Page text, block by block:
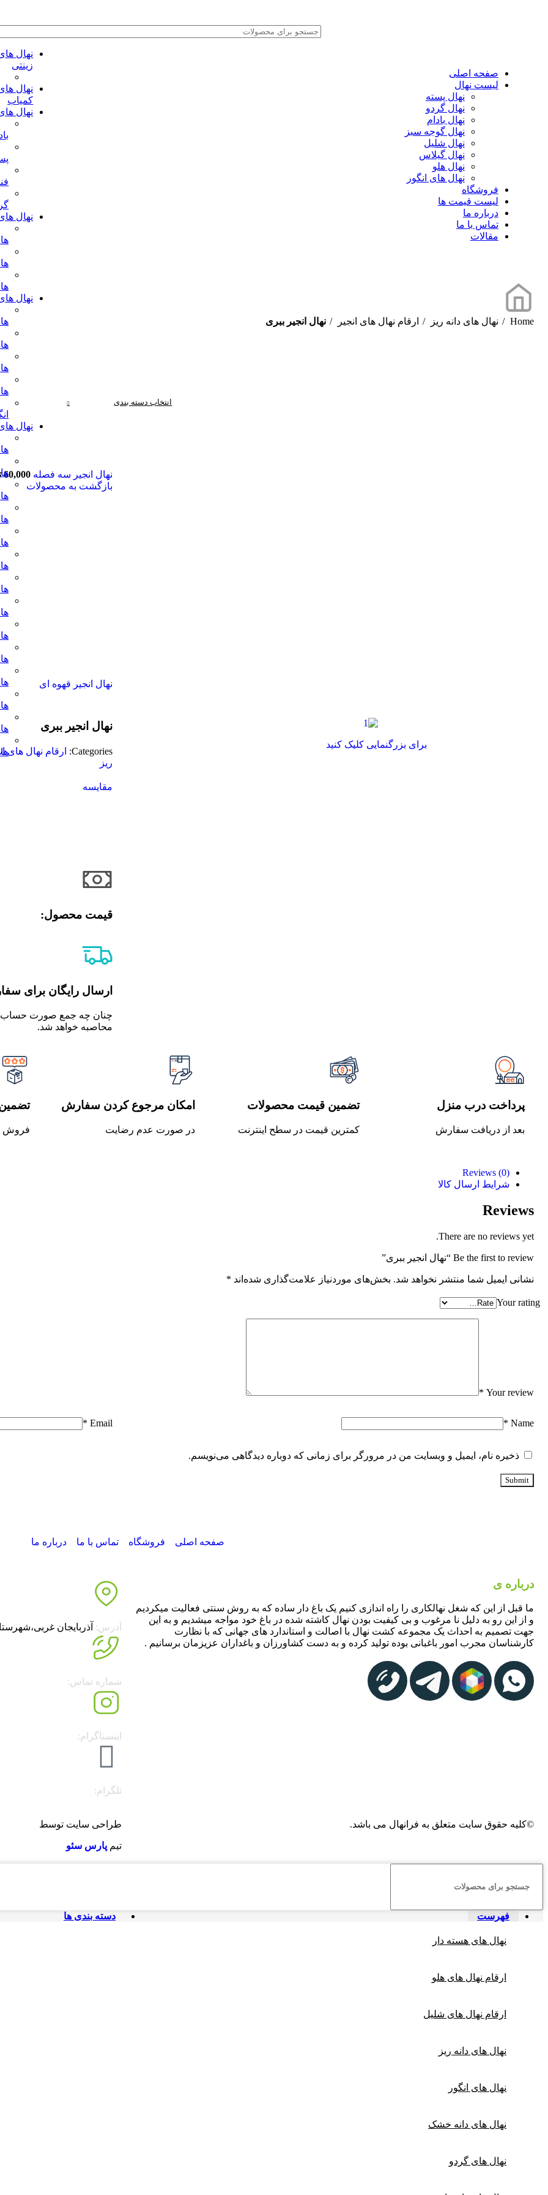
انتخاب دسته بندی
نهال
زینتی
نهال
کمیاب
نهال
نهال
نهال
نهال
صفحه اصلی
لیست نهال
نهال پسته
نهال گردو
نهال بادام
نهال گوجه سبز
نهال شلیل
نهال گیلاس
نهال هلو
نهال های انگور
فروشگاه
لیست قیمت ها
درباره ما
تماس با ما
مقالات
Home نهال های دانه ریز ارقام نهال های انجیر نهال انجیر ببری
نهال انجیر سه فصله 60,000
بازگشت به محصولات
نهال انجیر قهوه ای
برای بزرگنمایی کلیک کنید
نهال انجیر ببری
Categories: ارقام نهال های
ریز
مقایسه
قیمت محصول:​
ارسال رایگان برای سفارش
محاصبه خواهد شد.
پرداخت درب منزل
بعد از دریافت سفارش
تضمین قیمت محصولات
کمترین قیمت در سطح اینترنت
امکان مرجوع کردن سفارش
در صورت عدم رضایت فروش
Reviews (0)
شرایط ارسال کالا
Reviews
There are no reviews yet.
Be the first to review “نهال انجیر ببری”
نشانی ایمیل شما منتشر نخواهد شد. بخش‌های موردنیاز علامت‌گذاری شده‌اند *
Your rating
Your review
*
Name
*
Email
*
ذخیره نام، ایمیل و وبسایت من در مرورگر برای زمانی که دوباره دیدگاهی می‌نویسم.
صفحه اصلی فروشگاه تماس با ما درباره ما
درباره ی
ما قبل از این که شغل نهالکاری را راه اندازی کنیم یک باغ دار ساده که به روش سنتی فعالیت میکردیم
و از این رو به دلیل نا مرغوب و بی کیفیت بودن نهال کاشته شده در باغ خود مواجه میشدیم و به این
جهت تصمیم به احداث یک مجموعه کشت نهال با اصالت و استاندارد های جهانی که با نظارت
کارشناسان مجرب امور باغبانی بوده تولید کرده و به دست کشاورزان و باغداران عزیزمان برسانیم .
آدرس: آذربایجان
شماره تماس:
اینستاگرام:
تلگرام:
©کلیه حقوق سایت متعلق به فرانهال می باشد. طراحی سایت توسط
تیم پارس سئو
فهرست دسته بندی ها
نهال های هسته دار
ارقام نهال های هلو
ارقام نهال های شلیل
نهال های دانه ریز
نهال های انگور
نهال های دانه خشک
نهال های گردو